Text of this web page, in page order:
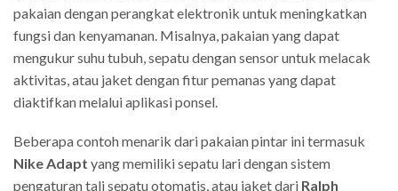
pakaian dengan perangkat elektronik untuk meningkatkan
fungsi dan kenyamanan. Misalnya, pakaian yang dapat
mengukur suhu tubuh, sepatu dengan sensor untuk melacak
aktivitas, atau jaket dengan fitur pemanas yang dapat
diaktifkan melalui aplikasi ponsel.
Beberapa contoh menarik dari pakaian pintar ini termasuk
Nike Adapt yang memiliki sepatu lari dengan sistem
pengaturan tali sepatu otomatis, atau jaket dari Ralph